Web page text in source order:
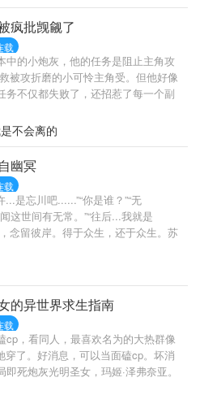
疯批觊觎了
载
中的小炮灰，他的任务是阻止主角攻
被攻折磨的小可怜主角受。但他好像
务不仅都失败了，还招惹了每一个副
男人们能不能离他远一点？无尽的掠
的占有欲，无数次的恐吓，让本就胆
处可逃，只能被束缚在一个个名为爱
如此，除了主角攻，身边的每一个人
眈。“宝宝，你离开我的每一刻我都
们一起死好吗?”“至死也不能将我们分
很BT，真的是大BT。
不会离的
幽冥
载
...是忘川吧......”“你是谁？”“无
这世间有无常。”“往后...我就是
念留彼岸。得于众生，还于众生。苏
以通幽之力，布局仙路。只是这世间
不清......
的异世界求生指南
载
cp，看同人，最喜欢名为的大热群像
穿了。好消息，可以当面磕cp。坏消
死炮灰光明圣女，玛姬·泽弗奈亚。